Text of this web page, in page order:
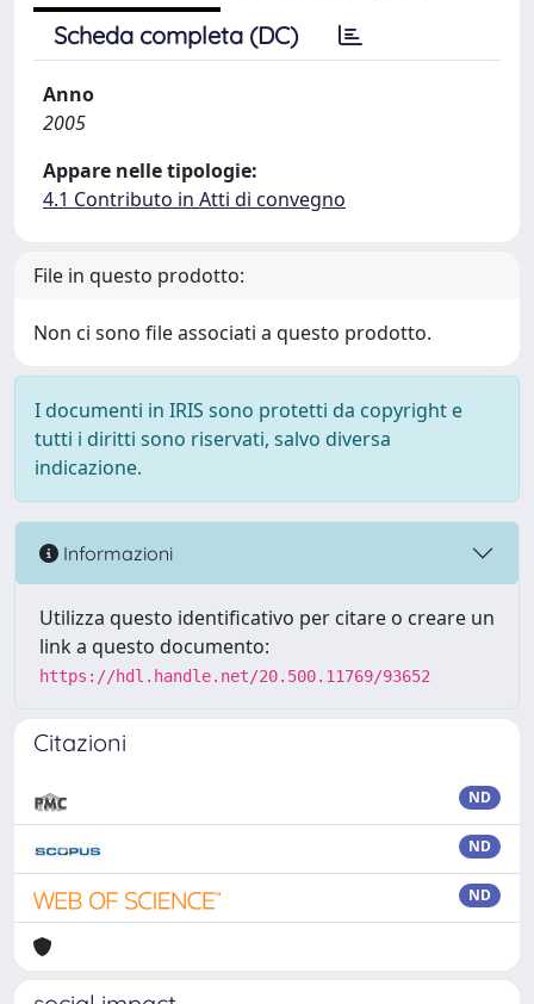
Scheda completa (DC)
Anno
2005
Appare nelle tipologie:
4.1 Contributo in Atti di convegno
File in questo prodotto:
Non ci sono file associati a questo prodotto.
I documenti in IRIS sono protetti da copyright e
tutti i diritti sono riservati, salvo diversa
indicazione.
Informazioni
Utilizza questo identificativo per citare o creare un
link a questo documento:
https://hdl.handle.net/20.500.11769/93652
Citazioni
ND
ND
ND